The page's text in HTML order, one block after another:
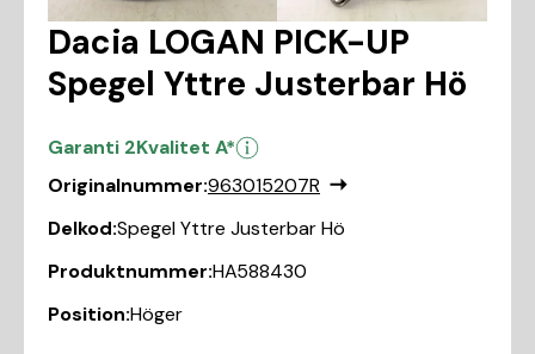
Dacia LOGAN PICK-UP
Spegel Yttre Justerbar Hö
Garanti 2Kvalitet A*
Originalnummer:963015207R
Delkod:Spegel Yttre Justerbar Hö
Produktnummer:HA588430
Position:Höger